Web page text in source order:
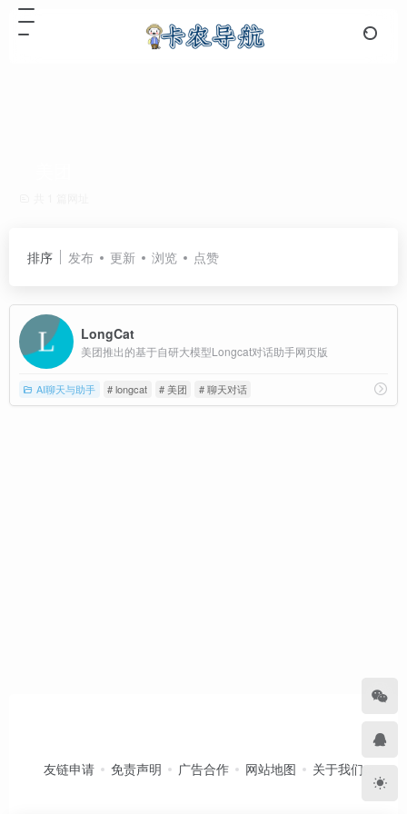
排序 发布 更新 浏览 点赞
LongCat
美团推出的基于自研大模型Longcat对话助手网页版
AI聊天与助手 # longcat # 美团 # 聊天对话
友链申请 免责声明 广告合作 网站地图 关于我们